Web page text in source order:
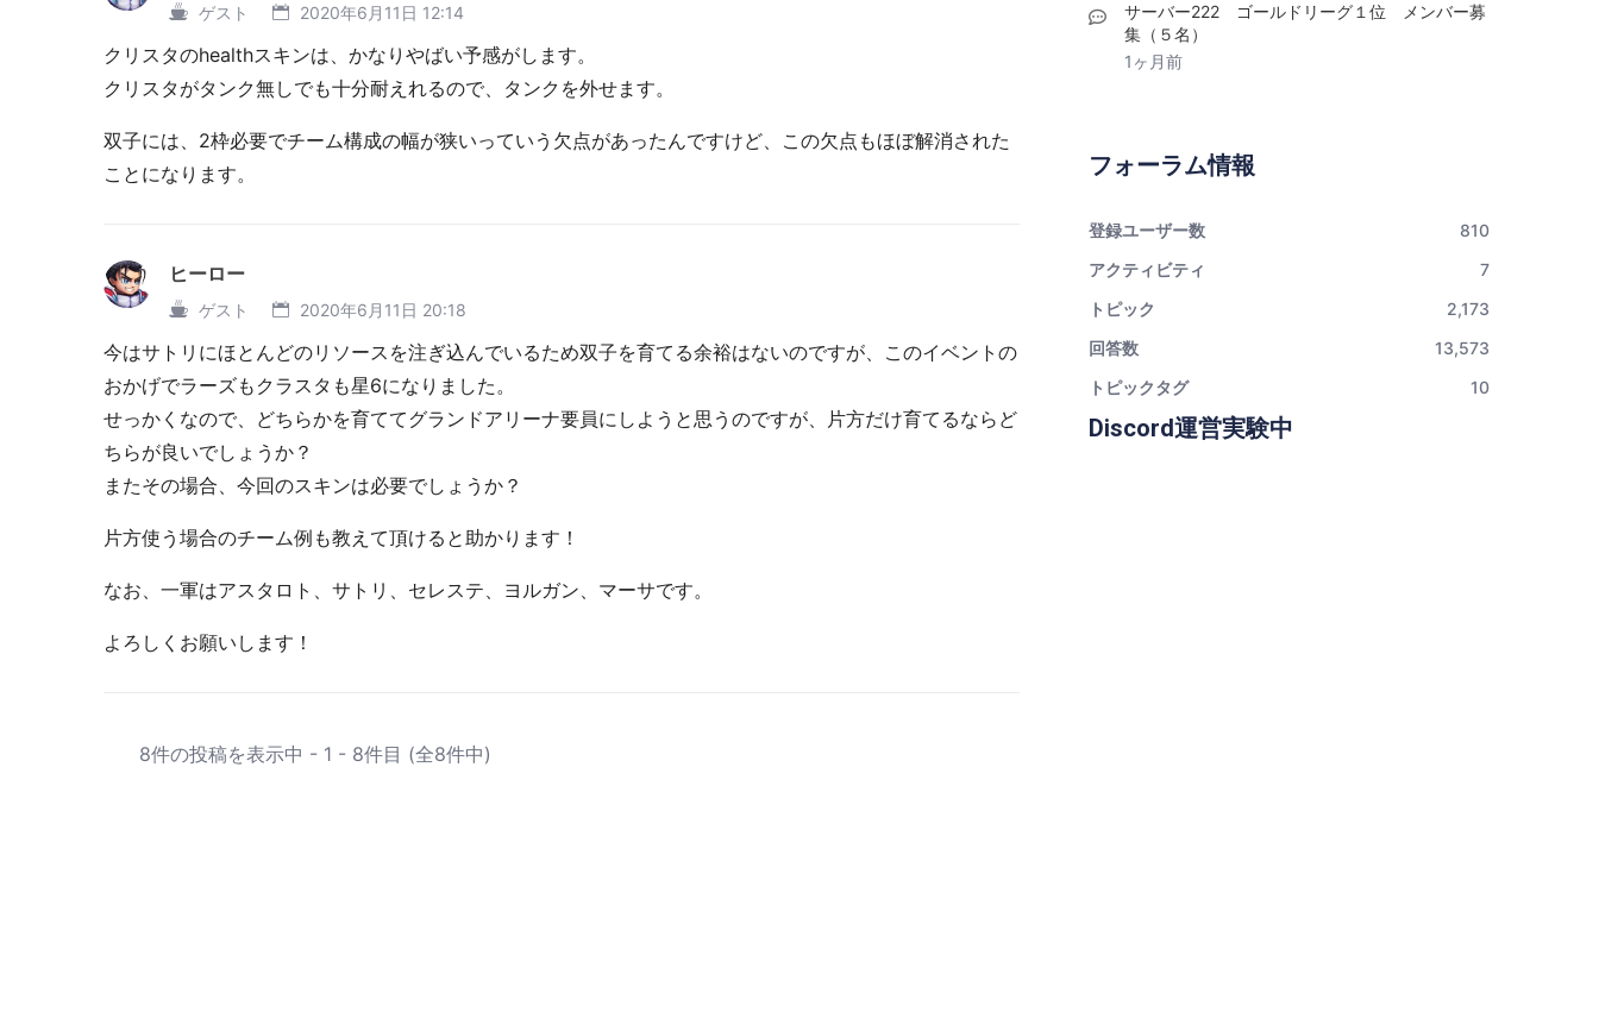
ゲスト 2020年6月11日 12:14
クリスタのhealthスキンは、かなりやばい予感がします。
クリスタがタンク無しでも十分耐えれるので、タンクを外せます。
双子には、2枠必要でチーム構成の幅が狭いっていう欠点があったんですけど、この欠点もほぼ解消された
ことになります。
ヒーロー
ゲスト 2020年6月11日 20:18
今はサトリにほとんどのリソースを注ぎ込んでいるため双子を育てる余裕はないのですが、このイベントの
おかげでラーズもクラスタも星6になりました。
せっかくなので、どちらかを育ててグランドアリーナ要員にしようと思うのですが、片方だけ育てるならど
ちらが良いでしょうか？
またその場合、今回のスキンは必要でしょうか？
片方使う場合のチーム例も教えて頂けると助かります！
なお、一軍はアスタロト、サトリ、セレステ、ヨルガン、マーサです。
よろしくお願いします！
8件の投稿を表示中 - 1 - 8件目 (全8件中)
サーバー222 ゴールドリーグ１位 メンバー募
集（５名）
1ヶ月前
フォーラム情報
登録ユーザー数
810
アクティビティ
7
トピック
2,173
回答数
13,573
トピックタグ
10
Discord運営実験中